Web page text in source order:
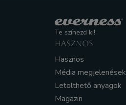
Te színezd ki!
HASZNOS
Hasznos
Média megjelenések
Letölthető anyagok
Magazin